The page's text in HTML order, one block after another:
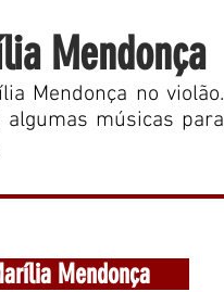
Mendonça
Mendonça no violão.
músicas para
Mendonça